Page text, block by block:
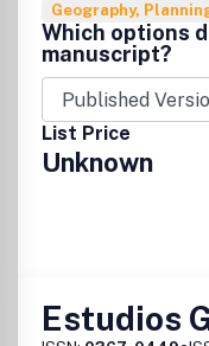
Geography,
Which options
manuscript?
List Price
Unknown
Estudios